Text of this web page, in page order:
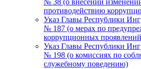
№ 38 (о внесении
противодействию
Указ Главы Республики
№ 187 (о мерах по
коррупционных
Указ Главы Республики
№ 198 (о комиссиях по
служебному поведению)